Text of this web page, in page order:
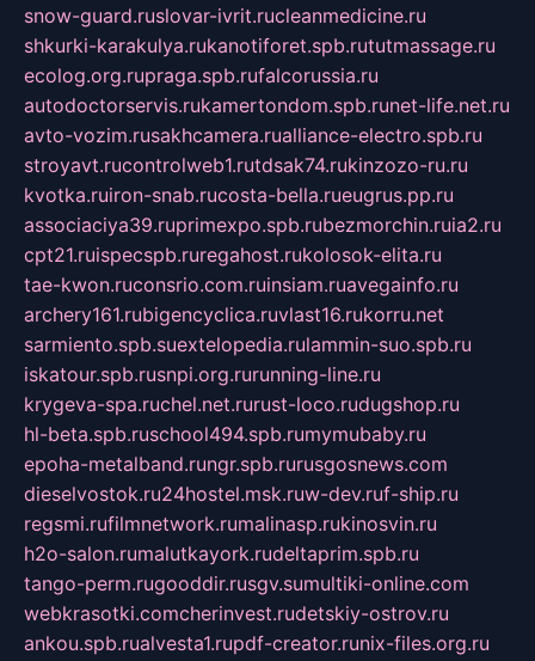
snow-guard.ruslovar-ivrit.rucleanmedicine.ru
shkurki-karakulya.rukanotiforet.spb.rututmassage.ru
ecolog.org.rupraga.spb.rufalcorussia.ru
autodoctorservis.rukamertondom.spb.runet-life.net.ru
avto-vozim.rusakhcamera.rualliance-electro.spb.ru
stroyavt.rucontrolweb1.rutdsak74.rukinzozo-ru.ru
kvotka.ruiron-snab.rucosta-bella.rueugrus.pp.ru
associaciya39.ruprimexpo.spb.rubezmorchin.ruia2.ru
cpt21.ruispecspb.ruregahost.rukolosok-elita.ru
tae-kwon.ruconsrio.com.ruinsiam.ruavegainfo.ru
archery161.rubigencyclica.ruvlast16.rukorru.net
sarmiento.spb.suextelopedia.rulammin-suo.spb.ru
iskatour.spb.rusnpi.org.rurunning-line.ru
krygeva-spa.ruchel.net.rurust-loco.rudugshop.ru
hl-beta.spb.ruschool494.spb.rumymubaby.ru
epoha-metalband.rungr.spb.rurusgosnews.com
dieselvostok.ru24hostel.msk.ruw-dev.ruf-ship.ru
regsmi.rufilmnetwork.rumalinasp.rukinosvin.ru
h2o-salon.rumalutkayork.rudeltaprim.spb.ru
tango-perm.rugooddir.rusgv.sumultiki-online.com
webkrasotki.comcherinvest.rudetskiy-ostrov.ru
ankou.spb.rualvesta1.rupdf-creator.runix-files.org.ru